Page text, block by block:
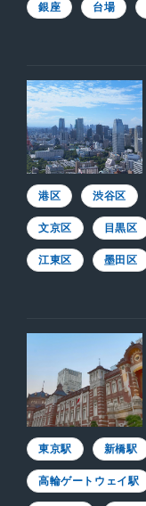
銀座 台場
港区 渋谷区
文京区 目黒区
江東区 墨田区
東京駅 新橋駅
高輪ゲートウェイ駅